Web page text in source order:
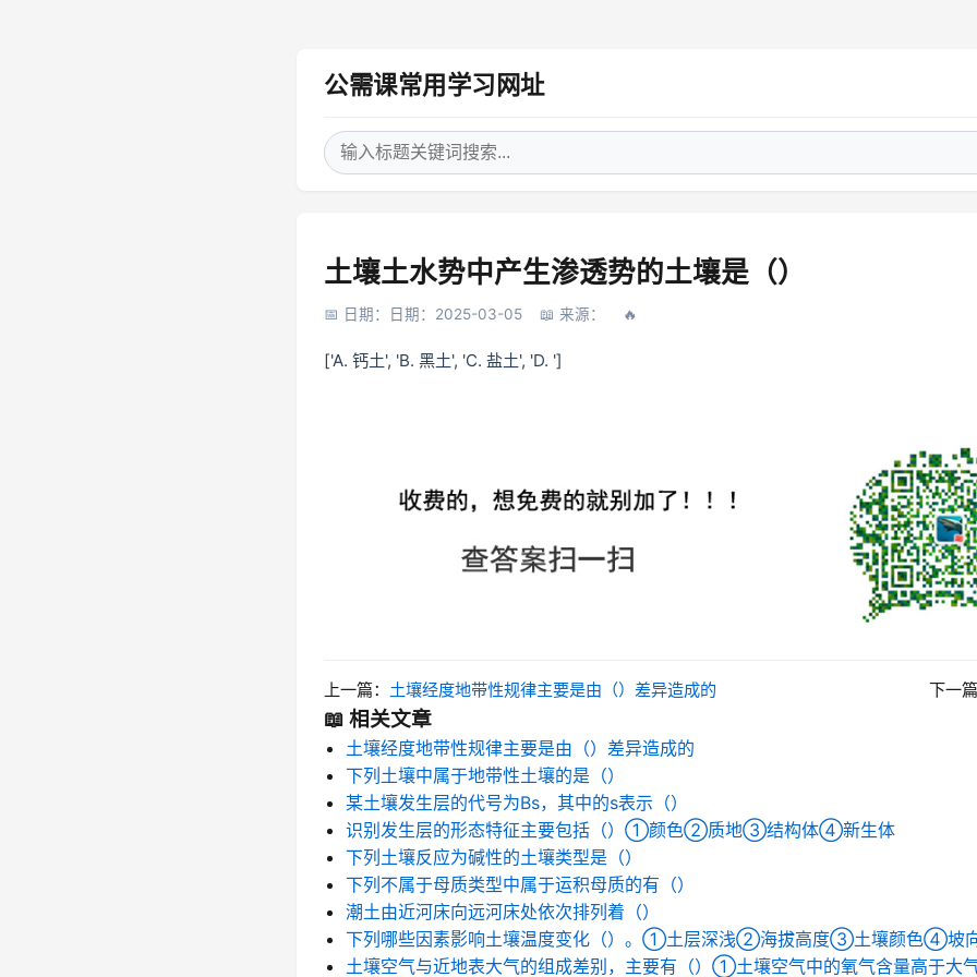
公需课常用学习网址
土壤土水势中产生渗透势的土壤是（）
日期：日期：2025-03-05 来源：
['A. 钙土', 'B. 黑土', 'C. 盐土', 'D. ']
上一篇： 土壤经度地带性规律主要是由（）差异造成的 下一
📖 相关文章
土壤经度地带性规律主要是由（）差异造成的
下列土壤中属于地带性土壤的是（）
某土壤发生层的代号为Bs，其中的s表示（）
识别发生层的形态特征主要包括（）①颜色②质地③结构体④新生体
下列土壤反应为碱性的土壤类型是（）
下列不属于母质类型中属于运积母质的有（）
潮土由近河床向远河床处依次排列着（）
下列哪些因素影响土壤温度变化（）。①土层深浅②海拔高度③土壤颜色④坡
土壤空气与近地表大气的组成差别，主要有（）①土壤空气中的氧气含量高于